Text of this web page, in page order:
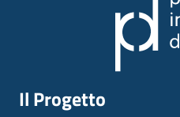
Il Progetto